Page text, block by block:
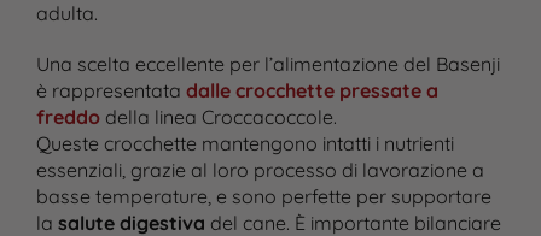
adulta.
Una scelta eccellente per l’alimentazione del Basenji
è rappresentata dalle crocchette pressate a
freddodella linea Croccacoccole.
Queste crocchette mantengono intatti i nutrienti
essenziali, grazie al loro processo di lavorazione a
basse temperature, e sono perfette per supportare
la salute digestiva del cane. È importante bilanciare